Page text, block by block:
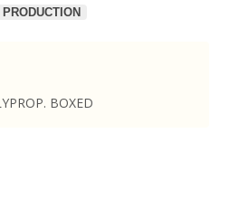
PRODUCTION
BOXED